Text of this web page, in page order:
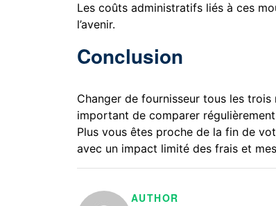
Les coûts administratifs liés à ces
l’avenir.
Conclusion
Changer de fournisseur tous les trois
important de comparer
Plus vous êtes proche de la fin de
avec un impact limité des frais et
AUTHOR